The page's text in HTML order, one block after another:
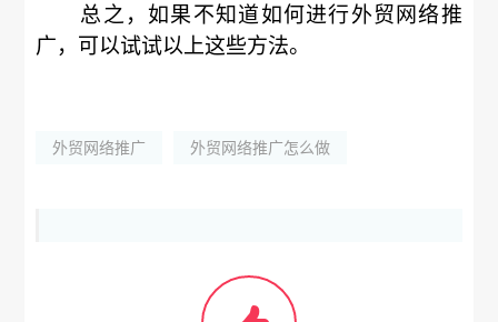
总之，如果不知道如何进行外贸网络推
广，可以试试以上这些方法。
外贸网络推广 外贸网络推广怎么做